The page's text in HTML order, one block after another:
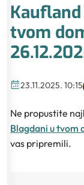
tvom
23.11.2025. 10:15
Ne propustite
Blagdani u tvom
vas pripremili.